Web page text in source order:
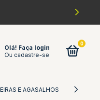
Olá! Faça login
Ou cadastre-se
0
E AGASALHOS